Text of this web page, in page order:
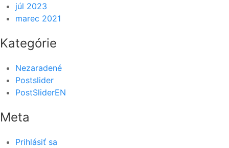
júl 2023
marec 2021
Kategórie
Nezaradené
Postslider
PostSliderEN
Meta
Prihlásiť sa